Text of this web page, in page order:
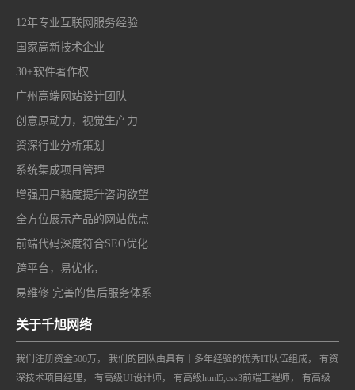
12年专业互联网服务经验
国家高新技术企业
30+软件著作权
广州高端网站设计团队
创意原动力，视觉生产力
资深行业分析策划
系统集成项目管理
增强用户黏度提升咨询欲望
全方位展示产品的网站优点
前端代码深度符合SEO优化
跨平台，易优化，
易维修 完善的售后服务体系
关于千旭网络
我们注册资金500万， 我们的团队由具有十多年经验的优秀IT队伍组成， 有资
深技术项目经理， 有高级UI设计师， 有高级html5,css3前端工程师， 有高级